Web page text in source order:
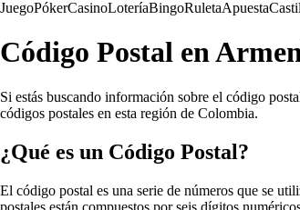
JuegoPókerCasinoLoteríaBingoRuletaApuesta
Código Postal en
Si estás buscando información sobre el código
códigos postales en esta región de Colombia.
¿Qué es un Código Postal?
El código postal es una serie de números que se
postales están compuestos por seis dígitos